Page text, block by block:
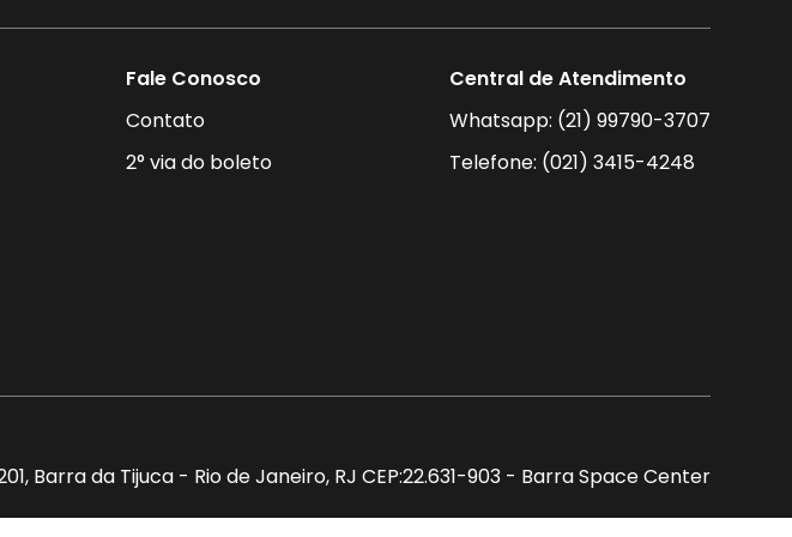
Fale Conosco
Contato
2° via do boleto
Central de Atendimento
Whatsapp: (21) 99790-3707
Telefone: (021) 3415-4248
Barra da Tijuca - Rio de Janeiro, RJ CEP:22.631-903 - Barra Space Center